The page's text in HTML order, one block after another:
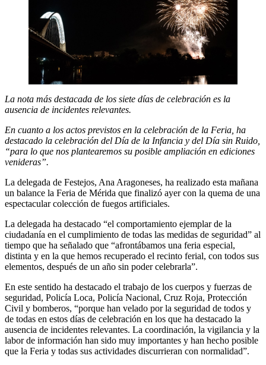
La nota más destacada de los siete días de celebración es la
ausencia de incidentes relevantes.
En cuanto a los actos previstos en la celebración de la Feria, ha
destacado la celebración del Día de la Infancia y del Día sin Ruido,
“para lo que nos plantearemos su posible ampliación en ediciones
venideras”.
La delegada de Festejos, Ana Aragoneses, ha realizado esta mañana
un balance la Feria de Mérida que finalizó ayer con la quema de una
espectacular colección de fuegos artificiales.
La delegada ha destacado “el comportamiento ejemplar de la
ciudadanía en el cumplimiento de todas las medidas de seguridad” al
tiempo que ha señalado que “afrontábamos una feria especial,
distinta y en la que hemos recuperado el recinto ferial, con todos sus
elementos, después de un año sin poder celebrarla”.
En este sentido ha destacado el trabajo de los cuerpos y fuerzas de
seguridad, Policía Loca, Policía Nacional, Cruz Roja, Protección
Civil y bomberos, “porque han velado por la seguridad de todos y
de todas en estos días de celebración en los que ha destacado la
ausencia de incidentes relevantes. La coordinación, la vigilancia y la
labor de información han sido muy importantes y han hecho posible
que la Feria y todas sus actividades discurrieran con normalidad”.